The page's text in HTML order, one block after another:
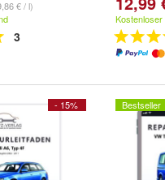
€ / l)
3
Kostenloser
- 15% Bestseller